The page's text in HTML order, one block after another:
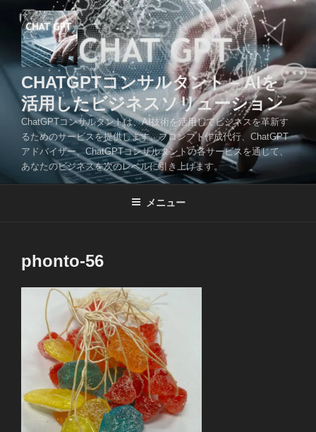
ツ
CHATGPTコンサルタント – AIを
活用したビジネスソリューション
ChatGPTコンサルタントは、AI技術を活用してビジネスを革新す
るためのサービスを提供します。プロンプト作成代行、ChatGPT
アドバイザー、ChatGPTコンサルタントの各サービスを通じて、
あなたのビジネスを次のレベルに引き上げます。
メニュー
phonto-56